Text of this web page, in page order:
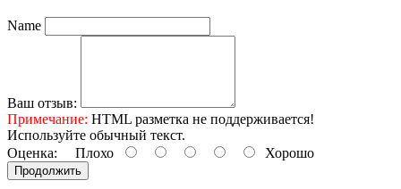
Name
Ваш отзыв:
Примечание: HTML разметка не поддерживается!
Используйте обычный текст.
Оценка: Плохо Хорошо
Продолжить